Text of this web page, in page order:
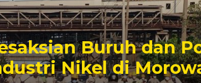
Perizinan
Karier